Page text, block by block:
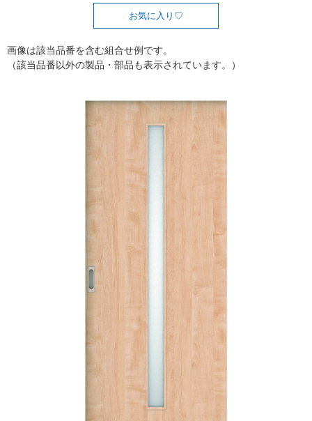
お気に入り
画像は該当品番を含む組合せ例です。
（該当品番以外の製品・部品も表示されています。）